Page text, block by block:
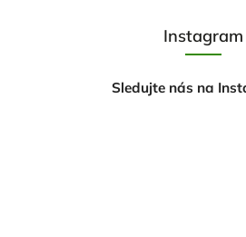
Instagram
Sledujte nás na